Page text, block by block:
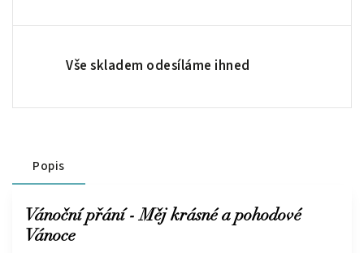
Vše skladem odesíláme ihned
Popis
Vánoční přání - Měj krásné a pohodové
Vánoce